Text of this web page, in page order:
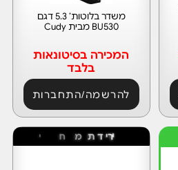
משדר בלוטות’ 5.3 דגם
BU530 מבית Cudy
המכירה בסיטונאות
בלבד
להרשמה/התחברות
ירידת מח י